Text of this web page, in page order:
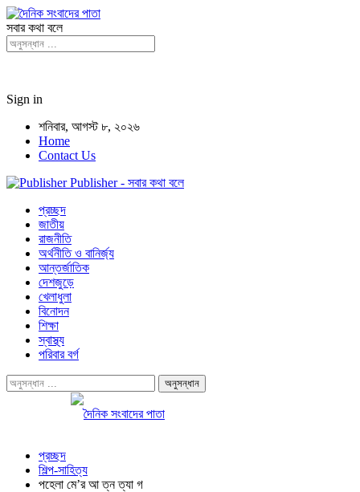
সবার কথা বলে
Sign in
শনিবার, আগস্ট ৮, ২০২৬
Home
Contact Us
Publisher - সবার কথা বলে
প্রচ্ছদ
জাতীয়
রাজনীতি
অর্থনীতি ও বানির্জ্য
আন্তর্জাতিক
দেশজুড়ে
খেলাধুলা
বিনোদন
শিক্ষা
স্বাস্থ্য
পরিবার বর্গ
প্রচ্ছদ
শিল্প-সাহিত্য
পহেলা মে’র আ ত্ন ত্যা গ